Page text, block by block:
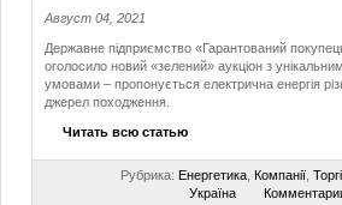
Август 04, 2021
Державне підприємство «Гарантований
оголосило новий «зелений» аукціон з
умовами – пропонується електрична енергія
джерел походження.
Читать всю статью
Рубрика: Енергетика Компанії
Україна